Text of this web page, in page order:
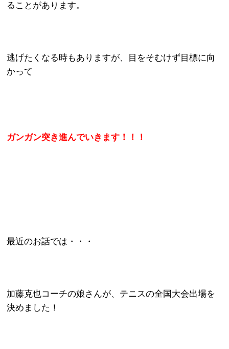
ることがあります。
逃げたくなる時もありますが、 目をそむけず目標に向
かって
ガンガン突き進んでいきます！！！
最近のお話では・・・
加藤克也コーチの娘さんが、 テニスの全国大会出場を
決めました ！